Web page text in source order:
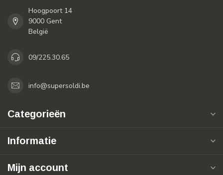
Hoogpoort 14
9000 Gent
België
09/225.30.65
info@supersoldi.be
Categorieën
Informatie
Mijn account